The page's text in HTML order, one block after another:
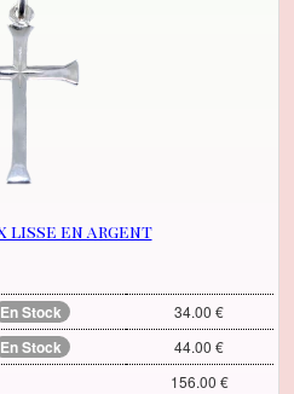
lisse en argent
En Stock
34.00 €
En Stock
44.00 €
156.00 €